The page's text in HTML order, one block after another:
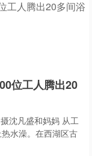
位工人腾出20
沈凡盛和妈妈 从工
水澡。在西湖区古